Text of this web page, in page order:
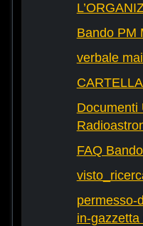
Bando PM
verbale
Documenti
FAQ
permesso-
in-gazzetta